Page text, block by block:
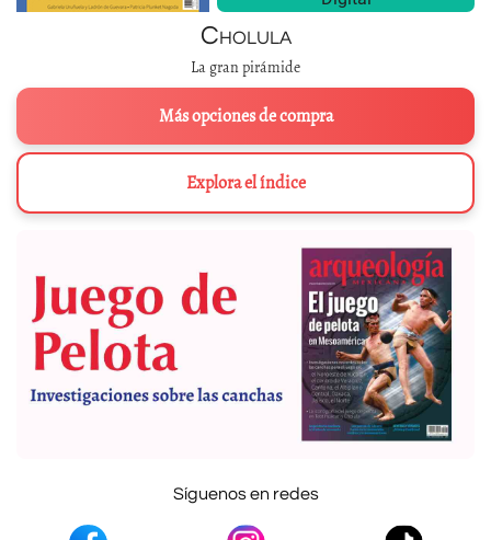
Cholula
La gran pirámide
Más opciones de compra
Explora el índice
Síguenos en redes